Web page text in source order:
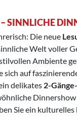
– SINNLICHE
Die neue
Welt voller
Ambiente
sich auf
delikates 2-
Sie ein